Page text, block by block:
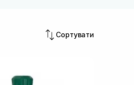
Сортувати